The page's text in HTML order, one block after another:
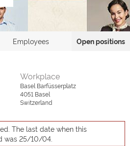
Employees Open positions
Workplace
Basel Barfüsserplatz
4051 Basel
Switzerland
The last date when this
was 25/10/04.